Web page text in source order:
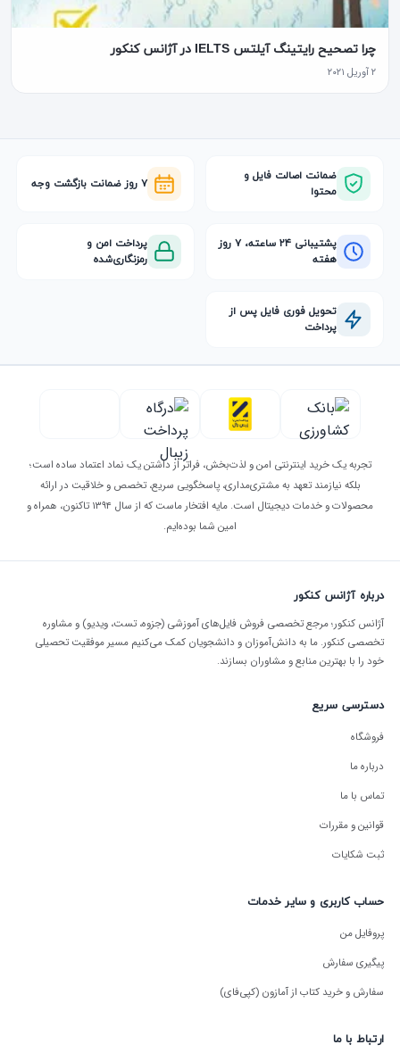
چرا تصحیح رایتینگ آیلتس IELTS در آژانس کنکور
۲ آوریل ۲۰۲۱
ضمانت اصالت فایل و
محتوا
۷ روز ضمانت بازگشت وجه
پشتیبانی ۲۴ ساعته، ۷ روز
هفته
پرداخت امن و
رمزنگاری‌شده
تحویل فوری فایل پس از
پرداخت
تجربه یک خرید اینترنتی امن و لذت‌بخش، فراتر از داشتن یک نماد اعتماد ساده است؛
بلکه نیازمند تعهد به مشتری‌مداری، پاسخگویی سریع، تخصص و خلاقیت در ارائه
محصولات و خدمات دیجیتال است. مایه افتخار ماست که از سال ۱۳۹۴ تاکنون، همراه و
امین شما بوده‌ایم.
درباره آژانس کنکور
آژانس کنکور؛ مرجع تخصصی فروش فایل‌های آموزشی (جزوه، تست، ویدیو) و مشاوره
تخصصی کنکور. ما به دانش‌آموزان و دانشجویان کمک می‌کنیم مسیر موفقیت تحصیلی
خود را با بهترین منابع و مشاوران بسازند.
دسترسی سریع
فروشگاه
درباره ما
تماس با ما
قوانین و مقررات
ثبت شکایات
حساب کاربری و سایر خدمات
پروفایل من
پیگیری سفارش
سفارش و خرید کتاب از آمازون (کپی‌فای)
ارتباط با ما